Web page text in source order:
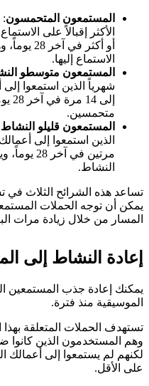
المستمعون المتحمسون:
أو أكثر
الاستماع إليها.
المستمعون متوسطو
متحمسين.
المستمعون قليلو
الذين استمعوا إلى
مرتين
النشاط.
تساعد هذه الشرائح الثلاث
يمكن أن توجه الحملات
المسار من خلال زيادة مرات
إعادة النشاط إلى
يمكنك إعادة جذب المستمعين
الموسيقية منذ فترة.
تستهدف الحملات المتعلقة
وهم المستخدمون الذين كانوا
على الأقل.